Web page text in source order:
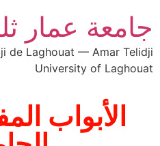
جامعة عمار
de Laghouat — Amar Telidji
University of Laghouat
الأبواب